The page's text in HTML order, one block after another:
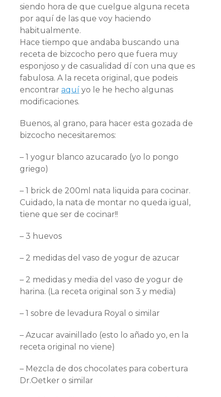
siendo hora de que cuelgue alguna receta
por aquí de las que voy haciendo
habitualmente.
Hace tiempo que andaba buscando una
receta de bizcocho pero que fuera muy
esponjoso y de casualidad dí con una que es
fabulosa. A la receta original, que podeis
encontrar aquí yo le he hecho algunas
modificaciones.
Buenos, al grano, para hacer esta gozada de
bizcocho necesitaremos:
– 1 yogur blanco azucarado (yo lo pongo
griego)
– 1 brick de 200ml nata liquida para cocinar.
Cuidado, la nata de montar no queda igual,
tiene que ser de cocinar!!
– 3 huevos
– 2 medidas del vaso de yogur de azucar
– 2 medidas y media del vaso de yogur de
harina. (La receta original son 3 y media)
– 1 sobre de levadura Royal o similar
– Azucar avainillado (esto lo añado yo, en la
receta original no viene)
– Mezcla de dos chocolates para cobertura
Dr.Oetker o similar